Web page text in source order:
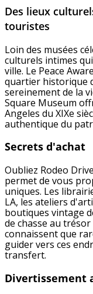
Des lieux
touristes
Loin des musées
culturels intimes
ville. Le Peace
quartier historique
sereinement de la
Square Museum
Angeles du XIXe
authentique du
Secrets d'achat
Oubliez Rodeo
permet de vous
uniques. Les
LA, les ateliers
boutiques vintage
de chasse au
connaissent que
guider vers ces
transfert.
Divertissement